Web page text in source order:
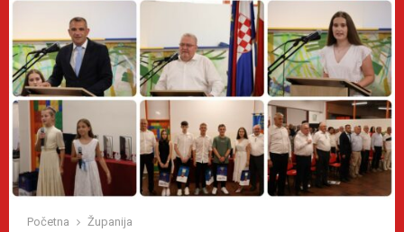
Početna
Županija